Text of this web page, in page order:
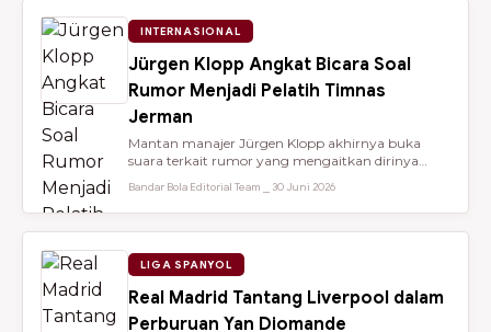
INTERNASIONAL
Jürgen Klopp Angkat Bicara Soal
Rumor Menjadi Pelatih Timnas
Jerman
Mantan manajer Jürgen Klopp akhirnya buka
suara terkait rumor yang mengaitkan dirinya
Bandar Bola Editorial Team ⎯ 30 Juni 2026
LIGA SPANYOL
Real Madrid Tantang Liverpool dalam
Perburuan Yan Diomande